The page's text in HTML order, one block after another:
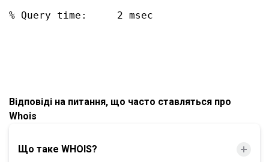
% Query time:     2 msec
Відповіді на питання, що часто ставляться про
Whois
Що таке WHOIS?